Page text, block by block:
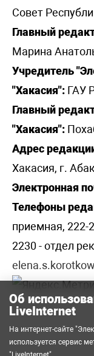
Совет
Главный
Марина
Учредитель
"Хакасия": ГАУ
Главный
"Хакасия":
Адрес
Хакасия, г.
Электронная
Телефоны
приемная, 222-
2230 - отдел
Об
LiveInternet
На интернет-сайте
используется сервис